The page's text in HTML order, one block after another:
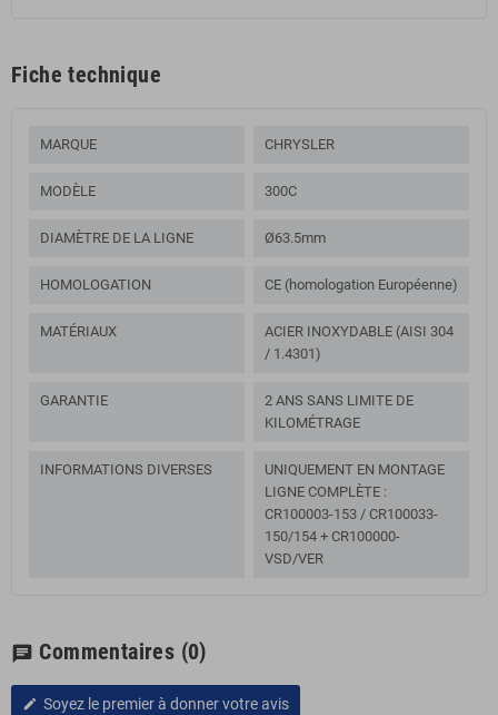
Fiche technique
MARQUE CHRYSLER
MODÈLE 300C
DIAMÈTRE DE LA LIGNE Ø63.5mm
HOMOLOGATION CE (homologation Européenne)
MATÉRIAUX
ACIER INOXYDABLE (AISI 304
/ 1.4301)
GARANTIE
2 ANS SANS LIMITE DE
KILOMÉTRAGE
INFORMATIONS DIVERSES
UNIQUEMENT EN MONTAGE
LIGNE COMPLÈTE :
CR100003-153 / CR100033-
150/154 + CR100000-
VSD/VER
chat Commentaires (0)
edit Soyez le premier à donner votre avis